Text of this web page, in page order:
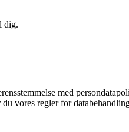
dig.
med
vores regler for